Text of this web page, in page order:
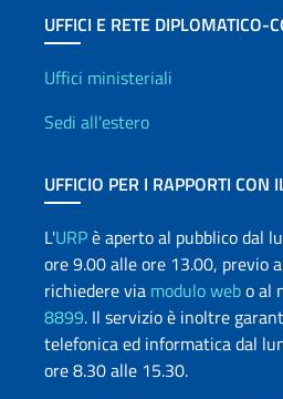
UFFICI E RETE DIPLOMATICO-
Uffici e Rete
Uffici ministeriali
Sedi all'estero
UFFICIO PER I RAPPORTI CON
L'URPè aperto al pubblico dal
ore 9.00 alle ore 13.00, previo
richiedere via modulo webo al
8899. Il servizio è inoltre
telefonica ed informatica dal
ore 8.30 alle 15.30.